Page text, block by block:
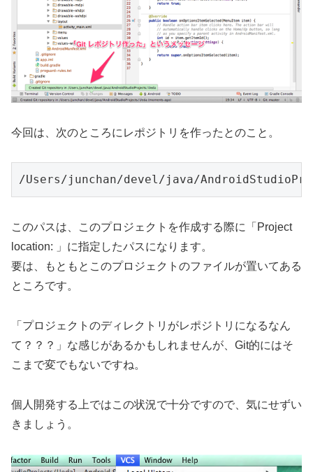
今回は、次のところにレポジトリを作ったとのこと。
このパスは、このプロジェクトを作成する際に「Project
location: 」に指定したパスになります。
要は、もともとこのプロジェクトのファイルが置いてある
ところです。
「プロジェクトのディレクトリがレポジトリになるなん
て？？？」な感じがあるかもしれませんが、Git的にはそ
こまで変でもないですね。
個人開発する上ではこの状況で十分ですので、気にせずい
きましょう。